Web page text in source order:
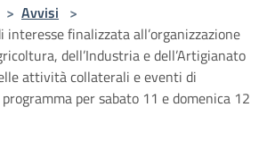
> Avvisi >
interesse finalizzata all’organizzazione
dell’Industria e dell’Artigianato
attività collaterali e eventi di
per sabato 11 e domenica 12